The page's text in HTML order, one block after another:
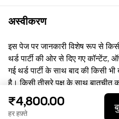
अस्वीकरण
इस पेज पर जानकारी विशेष रूप से किसी
थर्ड पार्टी की ओर से दिए गए
गई थर्ड पार्टी के साथ बाद की किसी
है। किसी तीसरे पक्ष के साथ
समझौता करते हैं, जिसमें Uber
सीधे तीसरे पक्ष से संपर्क करें।
₹4,800.00
हर हफ़्ते